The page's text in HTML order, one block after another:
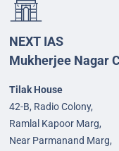
NEXT IAS
Mukherjee Nagar
Tilak House
42-B, Radio Colony,
Ramlal Kapoor Marg,
Near Parmanand Marg,